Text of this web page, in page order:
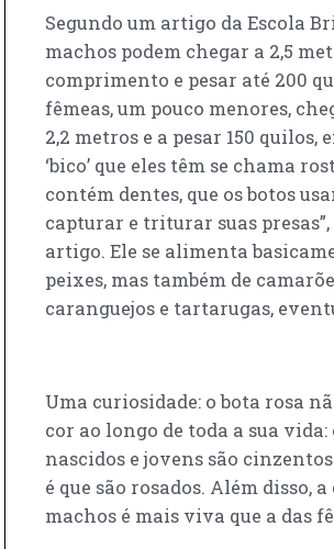
Segundo um artigo da Escola
machos podem chegar a 2,5
comprimento e pesar até 200
fêmeas, um pouco menores,
2,2 metros e a pesar 150 quilos,
‘bico’ que eles têm se chama
contém dentes, que os botos
capturar e triturar suas
artigo. Ele se alimenta
peixes, mas também de
caranguejos e tartarugas,
Uma curiosidade: o bota rosa
cor ao longo de toda a sua vida:
nascidos e jovens são
é que são rosados. Além disso, a
machos é mais viva que a das